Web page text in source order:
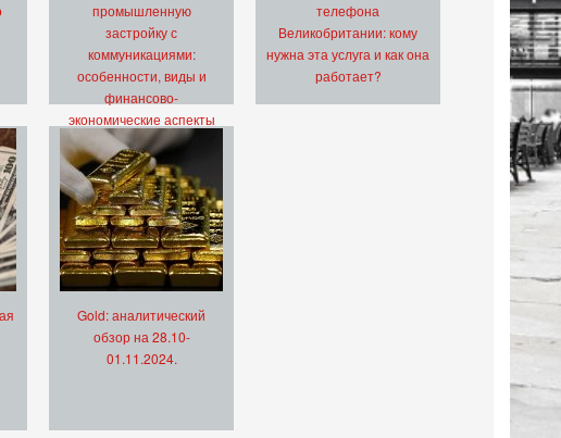
промышленную
застройку с
коммуникациями:
особенности, виды и
финансово-
экономические аспекты
телефона
Великобритании: кому
нужна эта услуга и как она
работает?
Gold: аналитический
обзор на 28.10-
01.11.2024.